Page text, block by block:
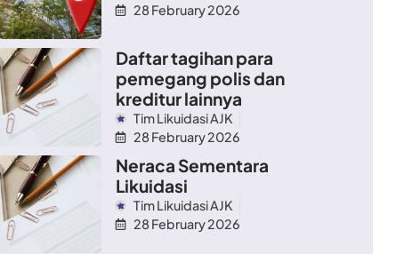
28 February 2026
Daftar tagihan para
pemegang polis dan
kreditur lainnya
Tim Likuidasi AJK
28 February 2026
Neraca Sementara
Likuidasi
Tim Likuidasi AJK
28 February 2026